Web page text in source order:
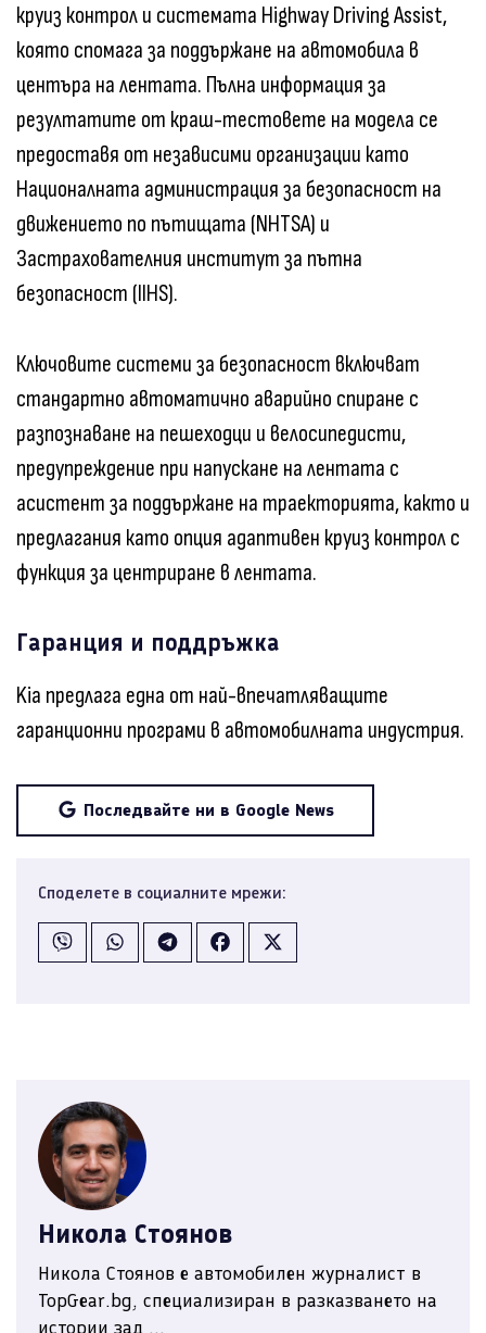
круиз контрол и системата Highway Driving Assist,
която спомага за поддържане на автомобила в
центъра на лентата. Пълна информация за
резултатите от краш-тестовете на модела се
предоставя от независими организации като
Националната администрация за безопасност на
движението по пътищата (NHTSA) и
Застрахователния институт за пътна
безопасност (IIHS).
Ключовите системи за безопасност включват
стандартно автоматично аварийно спиране с
разпознаване на пешеходци и велосипедисти,
предупреждение при напускане на лентата с
асистент за поддържане на траекторията, както и
предлагания като опция адаптивен круиз контрол с
функция за центриране в лентата.
Гаранция и поддръжка
Kia предлага една от най-впечатляващите
гаранционни програми в автомобилната индустрия.
Последвайте ни в Google News
Споделете в социалните мрежи:
Никола Стоянов
Никола Стоянов е автомобилен журналист в
TopGear.bg, специализиран в разказването на
истории зад ...